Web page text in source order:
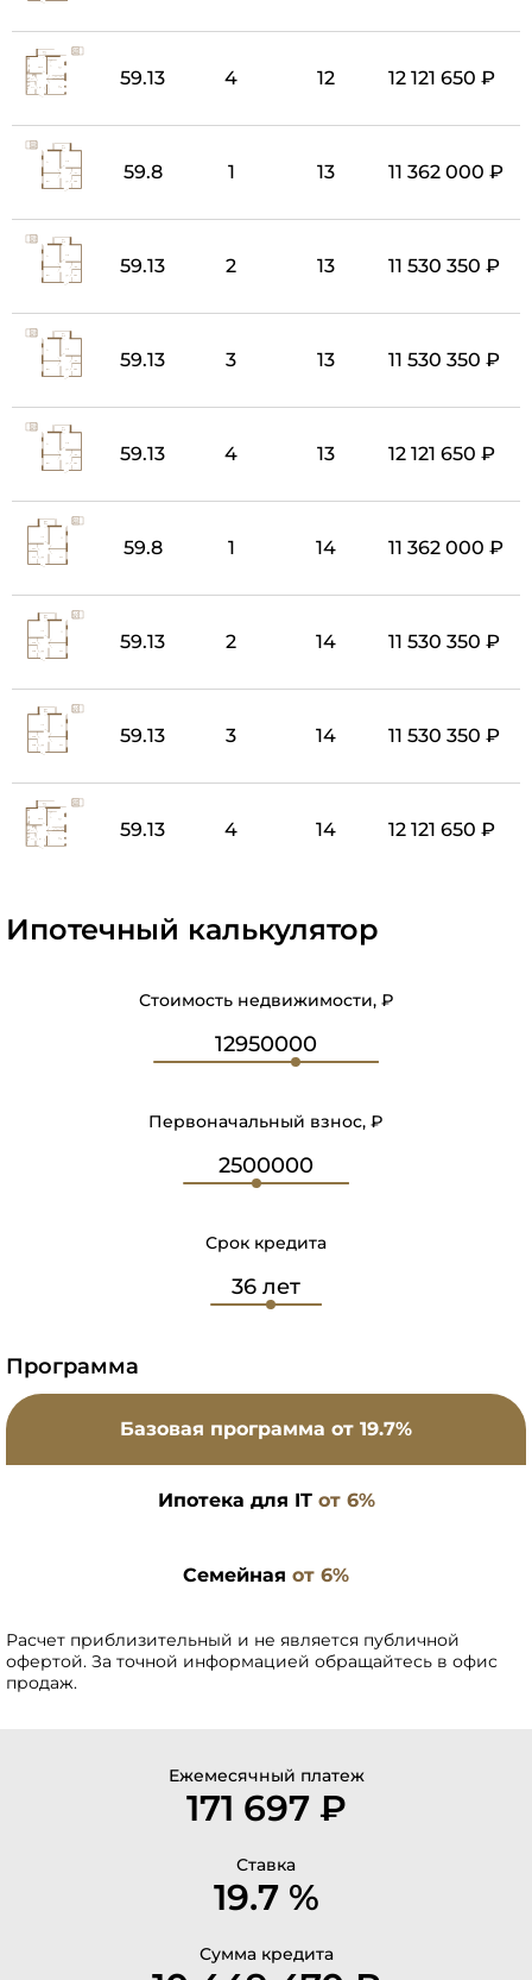
59.13 4 12 12 121 650 ₽
59.8 1 13 11 362 000 ₽
59.13 2 13 11 530 350 ₽
59.13 3 13 11 530 350 ₽
59.13 4 13 12 121 650 ₽
59.8 1 14 11 362 000 ₽
59.13 2 14 11 530 350 ₽
59.13 3 14 11 530 350 ₽
59.13 4 14 12 121 650 ₽
Ипотечный калькулятор
Стоимость недвижимости, ₽
Первоначальный взнос, ₽
Срок кредита
Программа
Базовая программа от 19.7%
Ипотека для IT от 6%
Семейная от 6%
Расчет приблизительный и не является публичной
офертой. За точной информацией обращайтесь в офис
продаж.
Ежемесячный платеж
171 697 ₽
Ставка
19.7 %
Сумма кредита